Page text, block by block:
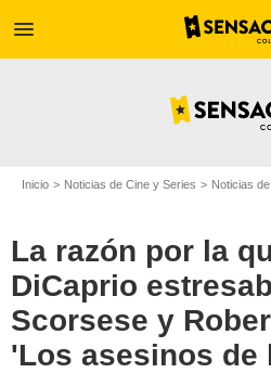
menu
Inicio Noticias de Cine y Series Noticias
La razón por la
DiCaprio
Scorsese y
'Los asesinos de